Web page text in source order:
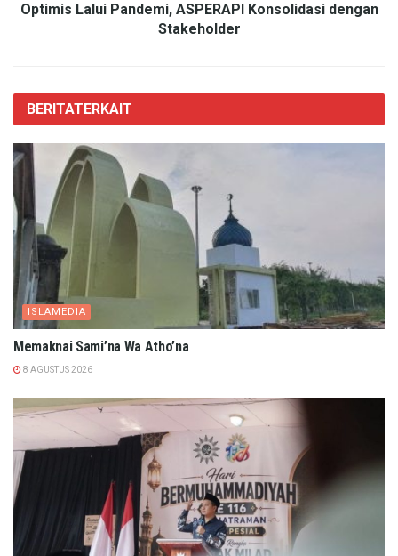
Optimis Lalui Pandemi, ASPERAPI Konsolidasi dengan
Stakeholder
BERITATERKAIT
ISLAMEDIA
Memaknai Sami’na Wa Atho’na
8 AGUSTUS 2026